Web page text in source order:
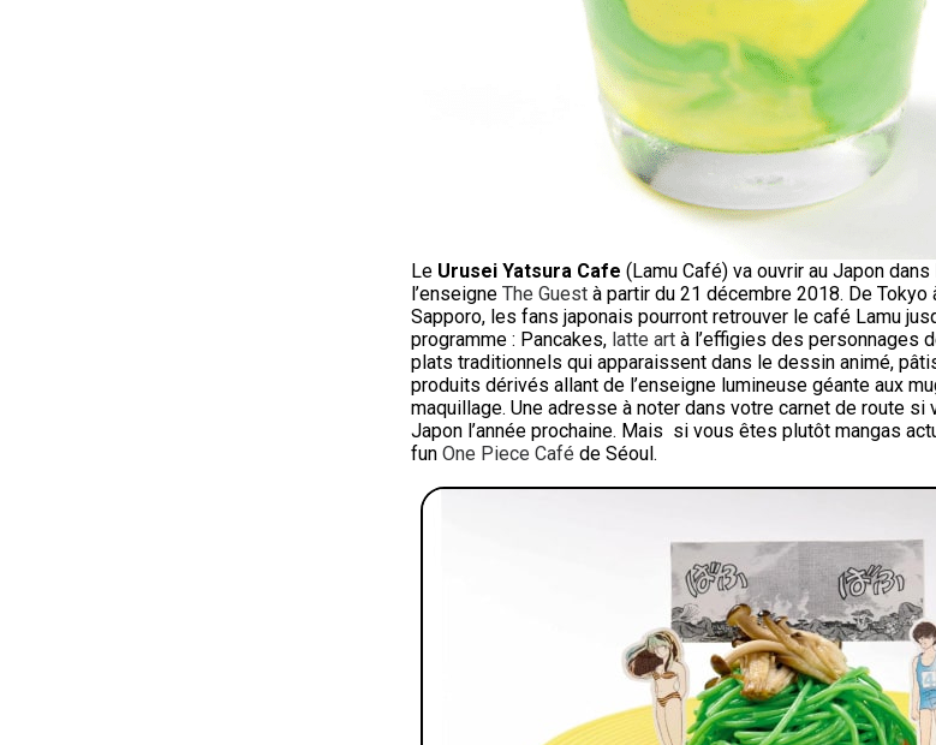
Le Urusei Yatsura Cafe (Lamu Café) va ouvrir au Japon
l’enseigne The Guest à partir du 21 décembre 2018. De Tokyo
Sapporo, les fans japonais pourront retrouver le café Lamu
programme : Pancakes, latte art à l’effigies des personnages
plats traditionnels qui apparaissent dans le dessin animé,
produits dérivés allant de l’enseigne lumineuse géante aux
maquillage. Une adresse à noter dans votre carnet de route
Japon l’année prochaine. Mais si vous êtes plutôt mangas
fun One Piece Café de Séoul.